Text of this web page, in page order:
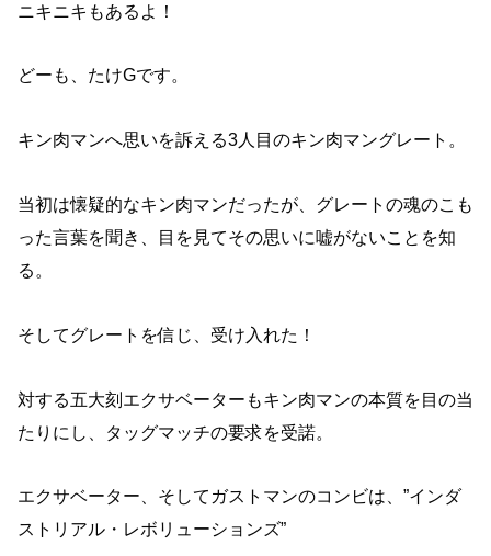
ニキニキもあるよ！
どーも、たけGです。
キン肉マンへ思いを訴える3人目のキン肉マングレート。
当初は懐疑的なキン肉マンだったが、グレートの魂のこも
った言葉を聞き、目を見てその思いに嘘がないことを知
る。
そしてグレートを信じ、受け入れた！
対する五大刻エクサベーターもキン肉マンの本質を目の当
たりにし、タッグマッチの要求を受諾。
エクサベーター、そしてガストマンのコンビは、”インダ
ストリアル・レボリューションズ”